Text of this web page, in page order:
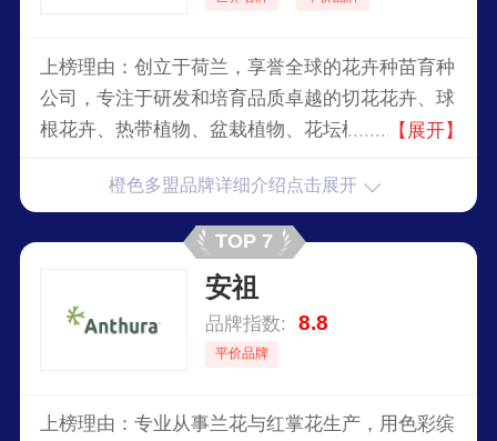
上榜理由：创立于荷兰，享誉全球的花卉种苗育种
公司，专注于研发和培育品质卓越的切花花卉、球
根花卉、热带植物、盆栽植物、花坛植物和多年生
作，开发创新解决方案，推动花卉栽培的发展。
【展开】
橙色多盟品牌详细介绍点击展开
TOP 7
安祖
品牌指数: 8.8
平价品牌
上榜理由：专业从事兰花与红掌花生产，用色彩缤